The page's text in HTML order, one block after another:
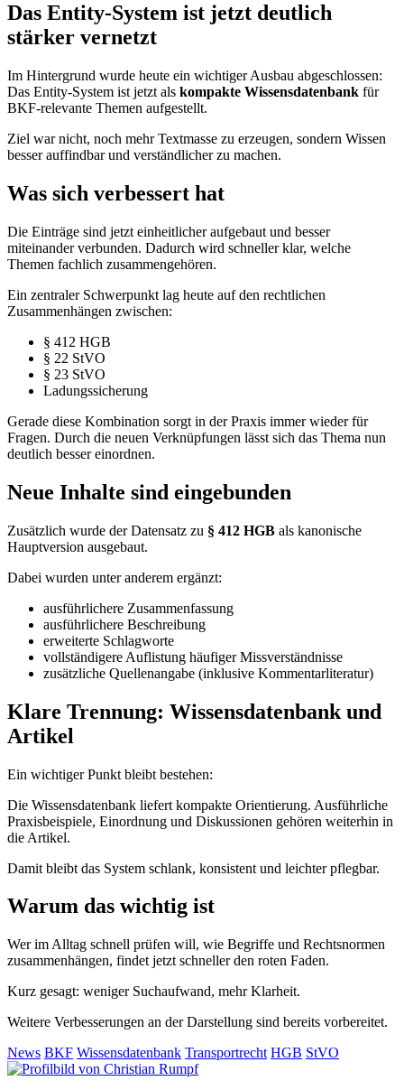
Das Entity-System ist jetzt deutlich
stärker vernetzt
Im Hintergrund wurde heute ein wichtiger Ausbau abgeschlossen:
Das Entity-System ist jetzt als kompakte Wissensdatenbank für
BKF-relevante Themen aufgestellt.
Ziel war nicht, noch mehr Textmasse zu erzeugen, sondern Wissen
besser auffindbar und verständlicher zu machen.
Was sich verbessert hat
Die Einträge sind jetzt einheitlicher aufgebaut und besser
miteinander verbunden. Dadurch wird schneller klar, welche
Themen fachlich zusammengehören.
Ein zentraler Schwerpunkt lag heute auf den rechtlichen
Zusammenhängen zwischen:
§ 412 HGB
§ 22 StVO
§ 23 StVO
Ladungssicherung
Gerade diese Kombination sorgt in der Praxis immer wieder für
Fragen. Durch die neuen Verknüpfungen lässt sich das Thema nun
deutlich besser einordnen.
Neue Inhalte sind eingebunden
Zusätzlich wurde der Datensatz zu § 412 HGB als kanonische
Hauptversion ausgebaut.
Dabei wurden unter anderem ergänzt:
ausführlichere Zusammenfassung
ausführlichere Beschreibung
erweiterte Schlagworte
vollständigere Auflistung häufiger Missverständnisse
zusätzliche Quellenangabe (inklusive Kommentarliteratur)
Klare Trennung: Wissensdatenbank und
Artikel
Ein wichtiger Punkt bleibt bestehen:
Die Wissensdatenbank liefert kompakte Orientierung. Ausführliche
Praxisbeispiele, Einordnung und Diskussionen gehören weiterhin in
die Artikel.
Damit bleibt das System schlank, konsistent und leichter pflegbar.
Warum das wichtig ist
Wer im Alltag schnell prüfen will, wie Begriffe und Rechtsnormen
zusammenhängen, findet jetzt schneller den roten Faden.
Kurz gesagt: weniger Suchaufwand, mehr Klarheit.
Weitere Verbesserungen an der Darstellung sind bereits vorbereitet.
News BKF Wissensdatenbank Transportrecht HGB StVO